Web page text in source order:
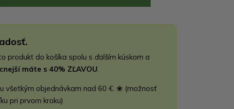
produkt do košíka spolu s ďalším kúskom a
máte s 40% ZĽAVOU.
všetkým objednávkam nad 60 €. ❀ (možnosť
pri prvom kroku)